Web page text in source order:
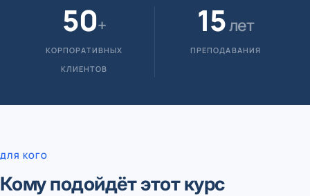
50+
КОРПОРАТИВНЫХ
КЛИЕНТОВ
15лет
ПРЕПОДАВАНИЯ
ДЛЯ КОГО
Кому подойдёт этот курс